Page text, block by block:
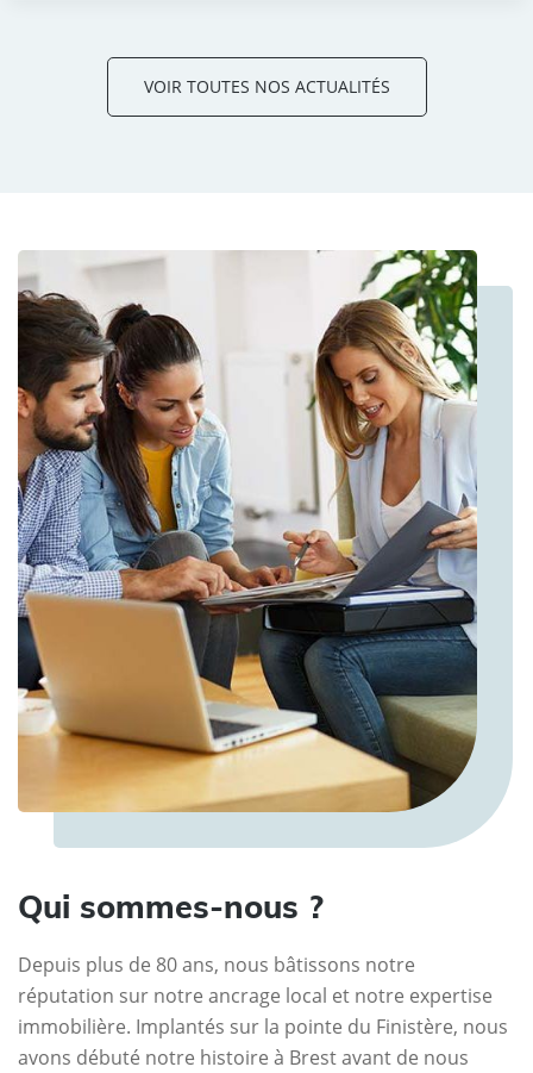
VOIR TOUTES NOS ACTUALITÉS
Qui sommes-nous ?
Depuis plus de 80 ans, nous bâtissons notre
réputation sur notre ancrage local et notre expertise
immobilière. Implantés sur la pointe du Finistère, nous
avons débuté notre histoire à Brest avant de nous